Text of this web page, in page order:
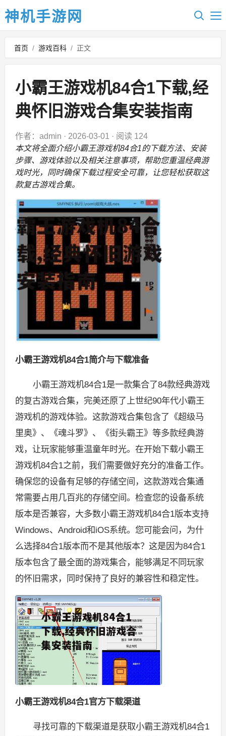
神机手游网
首页 / 游戏百科 / 正文
小霸王游戏机84合1下载,经
典怀旧游戏合集安装指南
作者：admin · 2026-03-01 · 阅读 124
本文将全面介绍小霸王游戏机84合1的下载方法、安装
步骤、游戏体验以及相关注意事项，帮助您重温经典游
戏时光，同时确保下载过程安全可靠，让您轻松获取这
款复古游戏合集。
小霸王游戏机84合1简介与下载准备
小霸王游戏机84合1是一款集合了84款经典游戏
的复古游戏合集，完美还原了上世纪90年代小霸王
游戏机的游戏体验。这款游戏合集包含了《超级马
里奥》、《魂斗罗》、《街头霸王》等多款经典游
戏，让玩家能够重温童年时光。在开始下载小霸王
游戏机84合1之前，我们需要做好充分的准备工作。
确保您的设备有足够的存储空间，这款游戏合集通
常需要占用几百兆的存储空间。检查您的设备系统
版本是否兼容，大多数小霸王游戏机84合1版本支持
Windows、Android和iOS系统。您可能会问，为什
么选择84合1版本而不是其他版本？这是因为84合1
版本包含了最全面的游戏集合，能够满足不同玩家
的怀旧需求，同时保持了良好的兼容性和稳定性。
小霸王游戏机84合1官方下载渠道
寻找可靠的下载渠道是获取小霸王游戏机84合1